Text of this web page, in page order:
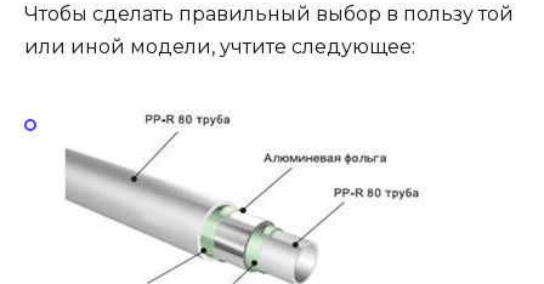
Чтобы сделать правильный выбор в пользу той
или иной модели, учтите следующее: